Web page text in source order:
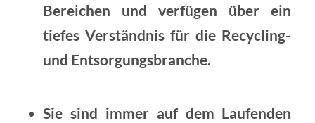
Bereichen und verfügen über ein
tiefes Verständnis für die Recycling-
und Entsorgungsbranche.
Sie sind immer auf dem Laufenden